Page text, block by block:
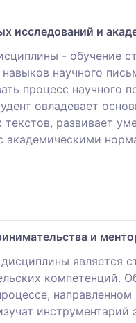
исследований и
- обучение
научного
процесс научного
овладевает
текстов, развивает
академическими
и
является
компетенций.